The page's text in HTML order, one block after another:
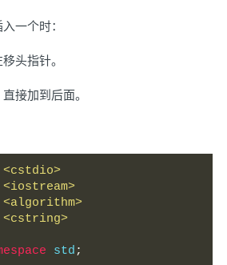
一个时：
头指针。
接加到后面。
<cstdio>
<iostream>
<algorithm>
<cstring>
std ;